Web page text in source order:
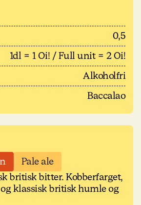
0,5
1dl = 1 Oi! / Full unit = 2 Oi!
Alkoholfri
Baccalao
Pale ale
britisk bitter. Kobberfarget,
klassisk britisk humle og